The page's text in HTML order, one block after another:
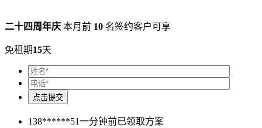
二十四周年庆 本月前 10 名签约客户可享
免租期15天
138******51一分钟前已领取方案